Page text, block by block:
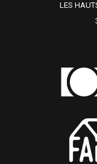
LES